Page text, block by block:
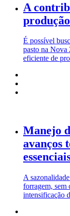
A
É possível
pasto na Nova
eficiente de
Manejo
avanços
A
forragem, sem
intensificação